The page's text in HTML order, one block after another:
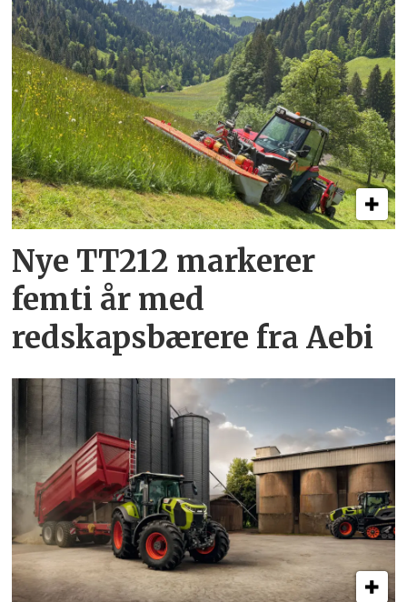
Nye TT212 markerer
femti år­ med
redskapsbærere fra Aebi